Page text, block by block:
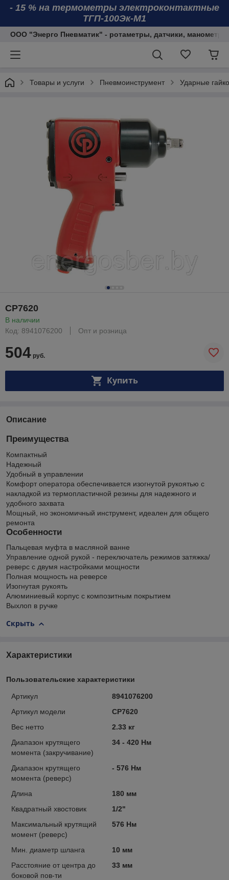
- 15 % на термометры электроконтактные
ТГП-100Эк-М1
ООО "Энерго Пневматик" - ротаметры, датчики,
Товары и услуги Пневмоинструмент Ударные
CP7620
В наличии
Код: 8941076200
Опт и розница
504 руб.
Купить
Описание
Преимущества
Компактный
Надежный
Удобный в управлении
Комфорт оператора обеспечивается изогнутой рукоятью с
накладкой из термопластичной резины для надежного и
удобного захвата
Мощный, но экономичный инструмент, идеален для общего
ремонта
Особенности
Пальцевая муфта в масляной ванне
Управление одной рукой - переключатель режимов затяжка/
реверс с двумя настройками мощности
Полная мощность на реверсе
Изогнутая рукоять
Алюминиевый корпус с композитным покрытием
Выхлоп в ручке
Скрыть
Характеристики
Пользовательские характеристики
Артикул
8941076200
Артикул модели
CP7620
Вес нетто
2.33 кг
Диапазон крутящего
момента (закручивание)
34 - 420 Нм
Диапазон крутящего
момента (реверс)
- 576 Нм
Длина
180 мм
Квадратный хвостовик
1/2"
Максимальный крутящий
момент (реверс)
576 Нм
Мин. диаметр шланга
10 мм
Расстояние от центра до
боковой пов-ти
33 мм